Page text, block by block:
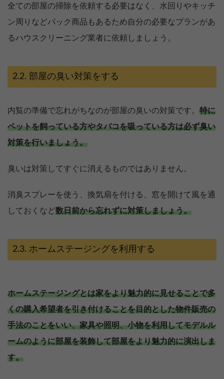
全ての部屋の掃除を依頼する必要はなく、水回りやキッチ
ン周りなどパック商品もあるため自分の必要なプランがあ
るハウスクリーニング業者に依頼しましょう。
部屋の臭い対策をする
内覧の準備で忘れがちなのが部屋の臭いの対策です。 特に
ペットを飼っている方やタバコを吸っている方は必ず臭い
対策を行いましょう。
臭いは対策してすぐに消えるものではありません。
消臭スプレーを使う、換気扇を付ける、窓を開けて風を通
しておくなど数日前から忘れずに対策しましょう。
ホームステージングを利用する
ホームステージングとは家をより魅力的に見せることで多
くの購入希望者を引き付けることを目的とした物件販売の
手法のことをいい、家具や照明、小物を利用してモデルル
ームのように部屋を装飾して部屋をより魅力的に演出しま
す。